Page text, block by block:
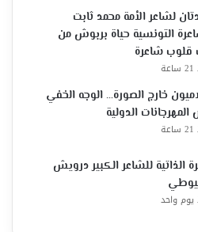
لشاعر الأمة محمد ثابت
التونسية حياة بربوش من
قلوب شاعرة
خارج الصورة… الوجه الخفي
الدولية
الذاتية للشاعر الكبير درويش
يوم واحد